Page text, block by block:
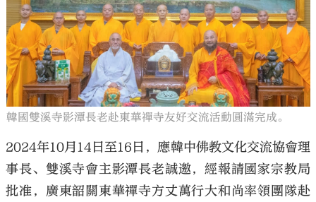
韓國雙溪寺影潭長老赴東華禪寺友好交流活動圓滿完成。
2024年10月14日至16日，應韓中佛教文化交流協會理
事長、雙溪寺會主影潭長老誠邀，經報請國家宗教局
批准，廣東韶關東華禪寺方丈萬行大和尚率領團隊赴